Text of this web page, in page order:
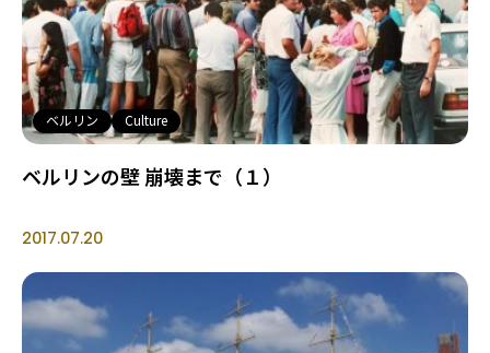
ベルリン Culture
ベルリンの壁 崩壊まで（１）
2017.07.20